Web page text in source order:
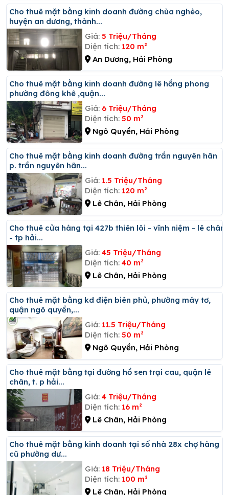
Cho thuê mặt bằng kinh doanh đường chùa nghèo,
huyện an dương, thành...
Giá: 5 Triệu/Tháng
Diện tích: 120 m²
An Dương, Hải Phòng
Cho thuê mặt bằng kinh doanh đường lê hồng phong
phường đông khê ,quận...
Giá: 6 Triệu/Tháng
Diện tích: 50 m²
Ngô Quyền, Hải Phòng
Cho thuê mặt bằng kinh doanh đường trần nguyên hãn
p. trần nguyên hãn...
Giá: 1.5 Triệu/Tháng
Diện tích: 120 m²
Lê Chân, Hải Phòng
Cho thuê cửa hàng tại 427b thiên lôi - vĩnh niệm - lê chân
- tp hải...
Giá: 45 Triệu/Tháng
Diện tích: 40 m²
Lê Chân, Hải Phòng
Cho thuê mặt bằng kd điện biên phủ, phường máy tơ,
quận ngô quyền,...
Giá: 11.5 Triệu/Tháng
Diện tích: 50 m²
Ngô Quyền, Hải Phòng
Cho thuê mặt bằng tại đường hồ sen trại cau, quận lê
chân, t. p hải...
Giá: 4 Triệu/Tháng
Diện tích: 16 m²
Lê Chân, Hải Phòng
Cho thuê mặt bằng kinh doanh tại số nhà 28x chợ hàng
cũ phường dư...
Giá: 18 Triệu/Tháng
Diện tích: 100 m²
Lê Chân, Hải Phòng